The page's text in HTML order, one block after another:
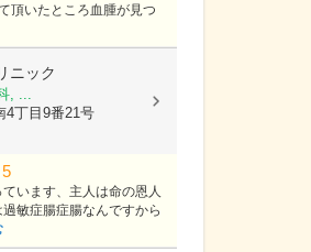
頂いたところ血腫が見つ
ニック
, ...
4丁目9番21号
5
います、主人は命の恩人
敏症腸症腸なんですから